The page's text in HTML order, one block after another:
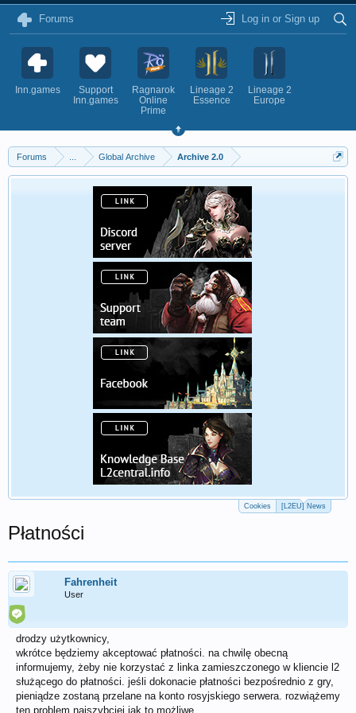
Forums Log in or Sign up
Inn.games
Support
Inn.games
Ragnarok
Online
Prime
Lineage 2
Essence
Lineage 2
Europe
Forums Global Archive Archive 2.0
Cookies [L2EU] News
Płatności
Fahrenheit
User
drodzy użytkownicy,
wkrótce będziemy akceptować płatności. na chwilę obecną
informujemy, żeby nie korzystać z linka zamieszczonego w kliencie l2
służącego do płatności. jeśli dokonacie płatności bezpośrednio z gry,
pieniądze zostaną przelane na konto rosyjskiego serwera. rozwiążemy
ten problem najszybciej jak to możliwe.